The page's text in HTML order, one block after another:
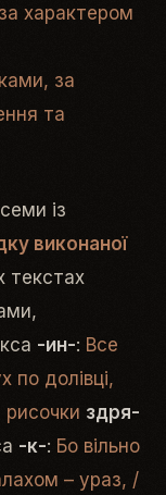
за характером
за
та
із
виконаної
текстах
-ин-: Все
по до­лі­в­ці,
ри­со­ч­ки здря­
-к-: Бо вільно
– ураз, /